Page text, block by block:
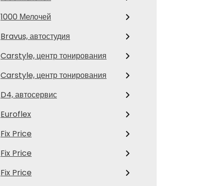
1000 Мелочей
Bravus, автостудия
Carstyle, центр тонирования
Carstyle, центр тонирования
D4, автосервис
Euroflex
Fix Price
Fix Price
Fix Price